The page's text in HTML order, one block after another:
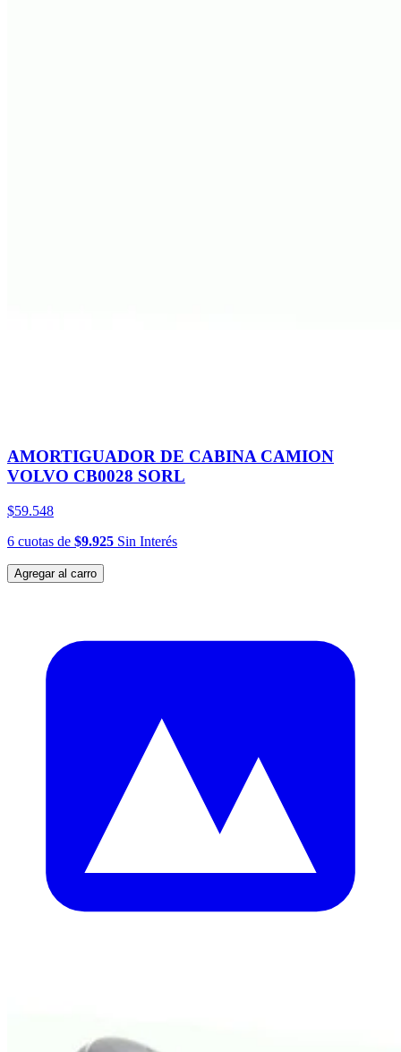
AMORTIGUADOR DE CABINA CAMION
VOLVO CB0028 SORL
$59.548
6 cuotas de $9.925 Sin Interés
Agregar al carro